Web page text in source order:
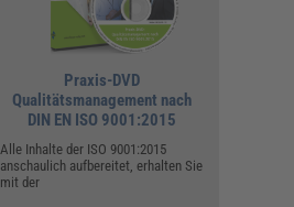
Praxis-DVD
Qualitätsmanagement nach
DIN EN ISO 9001:2015
Alle Inhalte der ISO 9001:2015
anschaulich aufbereitet, erhalten Sie
mit der